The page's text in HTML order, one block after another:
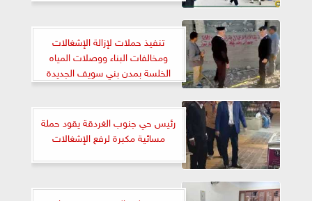
تنفيذ حملات لإزالة الإشغالات
ومخالفات البناء ووصلات المياه
الخلسة بمدن بني سويف الجديدة
وبدر و6 أكتوبر
رئيس حي جنوب الغردقة يقود حملة
مسائية مكبرة لرفع الإشغالات